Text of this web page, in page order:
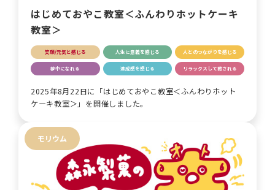
はじめておやこ教室＜ふんわりホットケーキ
教室＞
笑顔/元気と感じる 人生に意義を感じる 人とのつながりを感じる
夢中になれる 達成感を感じる リラックスして癒される
2025年8月22日に「はじめておやこ教室＜ふんわりホット
ケーキ教室＞」を開催しました。
モリウム